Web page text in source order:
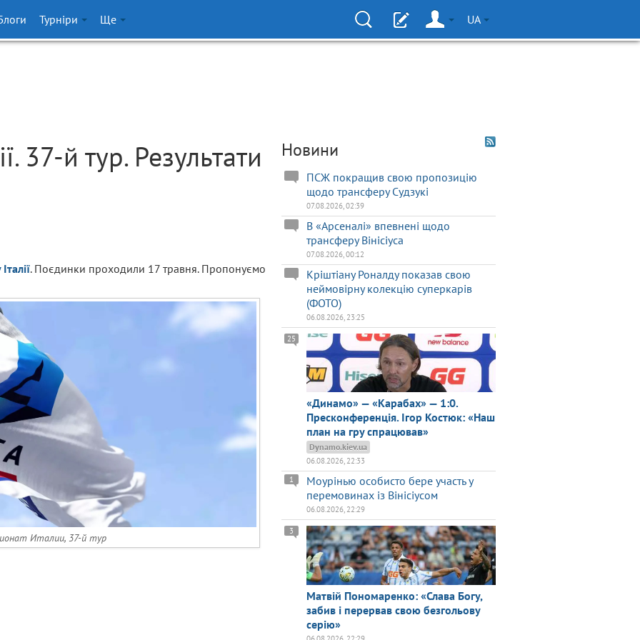
Турніри Ще UA
37-й тур. Результати
. Поєдинки проходили 17 травня. Пропонуємо
Италии, 37-й тур
Новини
ПСЖ покращив свою пропозицію
щодо трансферу Судзукі
07.08.2026, 02:39
В «Арсеналі» впевнені щодо
трансферу Вінісіуса
07.08.2026, 00:12
Кріштіану Роналду показав свою
неймовірну колекцію суперкарів
(ФОТО)
06.08.2026, 23:25
«Динамо» — «Карабах» — 1:0.
Пресконференція. Ігор Костюк: «Наш
план на гру спрацював»
25
Dynamo.kiev.ua
06.08.2026, 22:33
Моурінью особисто бере участь у
перемовинах із Вінісіусом
1
06.08.2026, 22:29
Матвій Пономаренко: «Слава Богу,
забив і перервав свою безгольову
серію»
3